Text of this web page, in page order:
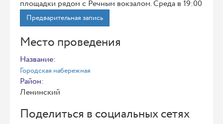
площадки рядом с Речным вокзалом. Среда в 19:00
Предварительная запись
Место проведения
Название:
Городская набережная
Район:
Ленинский
Поделиться в социальных сетях